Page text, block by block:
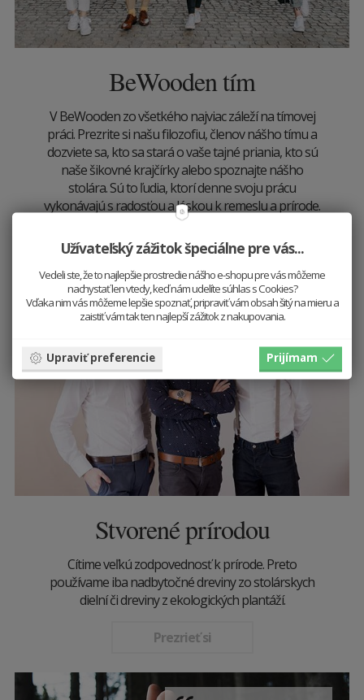
BeWooden tím
V BeWooden zo všetkého najviac záleží na tímovej
práci. Prezrite si našu filozofiu, členov nášho tímu a
dozviete sa, kto sa stará o vaše tajné priania, kto sú
naše šikovné krajčírky alebo spoznajte nášho
stolára. Sú to ľudia, ktorí denne svoju prácu
vykonávajú s radosťou a láskou k remeslu a prírode.
Viac
Stvorené prírodou
Cítime veľkú zodpovednosť k prírode. Preto
používame iba nadbytočné dreviny zo stolárskych
dielní či dreviny z ekologických plantáží.
Prezrieť si
Užívateľský zážitok špeciálne pre vás...
Vedeli ste, že to najlepšie prostredie nášho e-shopu pre vás môžeme
nachystať len vtedy, keď nám udelíte súhlas s Cookies?
Vďaka nim vás môžeme lepšie spoznať, pripraviť vám obsah šitý na mieru a
zaistiť vám tak ten najlepší zážitok z nakupovania.
Upraviť preferencie Prijímam